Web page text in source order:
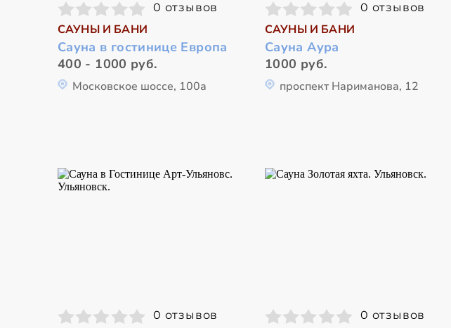
0 отзывов
САУНЫ И БАНИ
Сауна в гостинице Европа
400 - 1000 руб.
Московское шоссе, 100а
0 отзывов
САУНЫ И БАНИ
Сауна Аура
1000 руб.
проспект Нариманова, 12
0 отзывов 0 отзывов